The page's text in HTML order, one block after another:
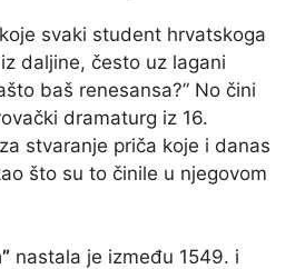
svaki student hrvatskoga
daljine, često uz lagani
baš renesansa?” No čini
dramaturg iz 16.
stvaranje priča koje i danas
što su to činile u njegovom
nastala je između 1549. i